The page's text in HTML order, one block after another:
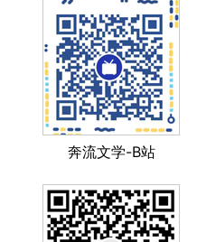
奔流文学-B站